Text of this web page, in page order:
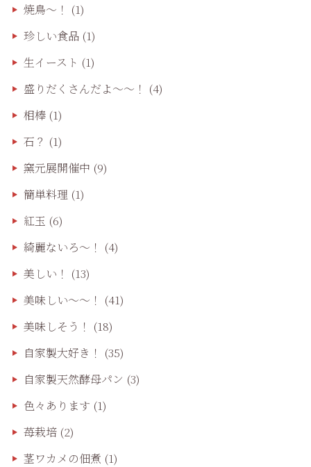
焼鳥〜！ (1)
珍しい食品(1)
生イースト (1)
盛りだくさんだよ〜〜！ (4)
相棒(1)
石？ (1)
窯元展開催中 (9)
簡単料理 (1)
紅玉 (6)
綺麗ないろ～！ (4)
美しい！ (13)
美味しい〜〜！ (41)
美味しそう！ (18)
自家製大好き！ (35)
自家製天然酵母パン (3)
色々あります (1)
苺栽培(2)
茎ワカメの佃煮 (1)